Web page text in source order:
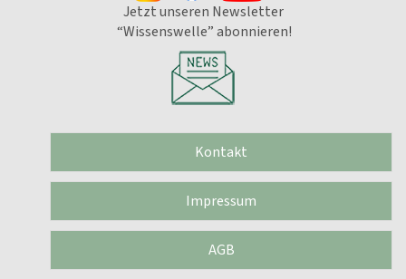
Jetzt unseren Newsletter
“Wissenswelle” abonnieren!
Kontakt
Impressum
AGB